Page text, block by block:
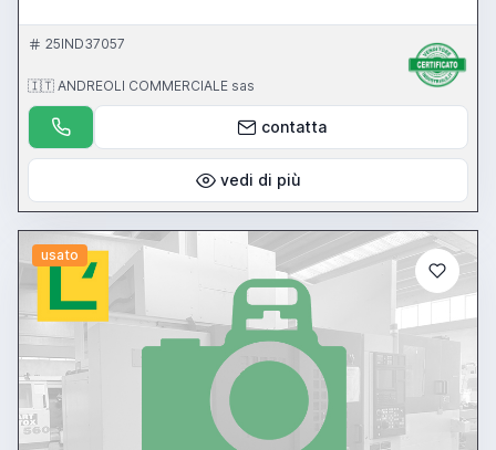
25IND37057
🇮🇹 ANDREOLI COMMERCIALE sas
contatta
vedi di più
usato